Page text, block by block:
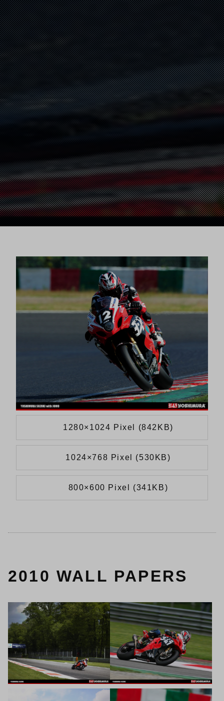
1280×1024 Pixel (842KB)
1024×768 Pixel (530KB)
800×600 Pixel (341KB)
2010 WALL PAPERS